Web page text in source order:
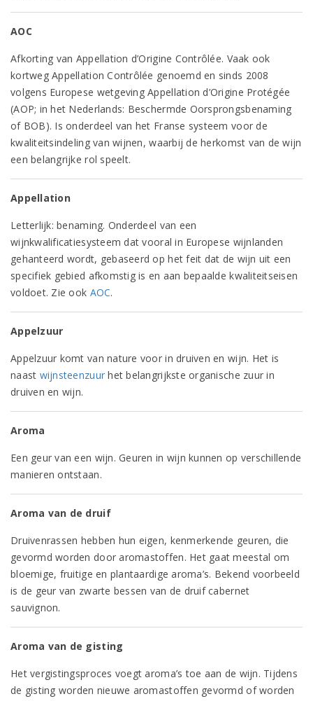
AOC
Afkorting van Appellation d’Origine Contrôlée. Vaak ook
kortweg Appellation Contrôlée genoemd en sinds 2008
volgens Europese wetgeving Appellation d’Origine Protégée
(AOP; in het Nederlands: Beschermde Oorsprongsbenaming
of BOB). Is onderdeel van het Franse systeem voor de
kwaliteitsindeling van wijnen, waarbij de herkomst van de wijn
een belangrijke rol speelt.
Appellation
Letterlijk: benaming. Onderdeel van een
wijnkwalificatiesysteem dat vooral in Europese wijnlanden
gehanteerd wordt, gebaseerd op het feit dat de wijn uit een
specifiek gebied afkomstig is en aan bepaalde kwaliteitseisen
voldoet. Zie ook AOC.
Appelzuur
Appelzuur komt van nature voor in druiven en wijn. Het is
naast wijnsteenzuur het belangrijkste organische zuur in
druiven en wijn.
Aroma
Een geur van een wijn. Geuren in wijn kunnen op verschillende
manieren ontstaan.
Aroma van de druif
Druivenrassen hebben hun eigen, kenmerkende geuren, die
gevormd worden door aromastoffen. Het gaat meestal om
bloemige, fruitige en plantaardige aroma’s. Bekend voorbeeld
is de geur van zwarte bessen van de druif cabernet
sauvignon.
Aroma van de gisting
Het vergistingsproces voegt aroma’s toe aan de wijn. Tijdens
de gisting worden nieuwe aromastoffen gevormd of worden